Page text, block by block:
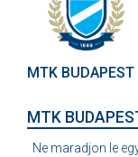
MTK BUDAPEST II
MTK
Ne maradjon le